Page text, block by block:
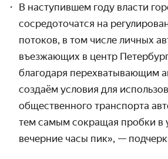
В наступившем году власти
сосредоточатся на
потоков, в том числе личных
въезжающих в центр
благодаря перехватывающим
создаём условия для
общественного транспорта
тем самым сокращая пробки в
вечерние часы пик», —